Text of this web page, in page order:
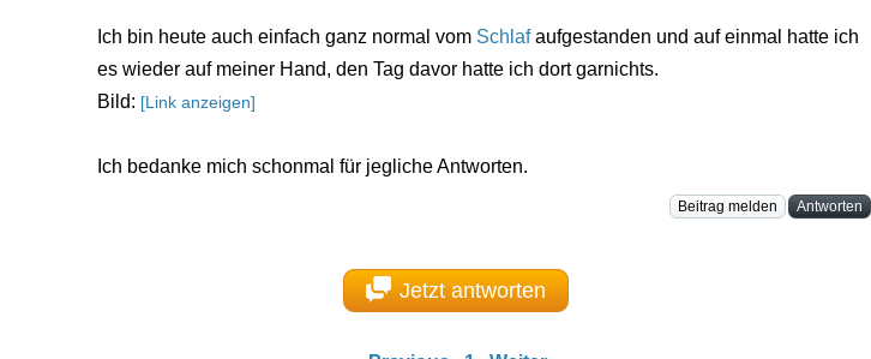
Ich bin heute auch einfach ganz normal vom Schlafaufgestanden und auf einmal hatte ich
es wieder auf meiner Hand, den Tag davor hatte ich dort garnichts.
Bild: [Link anzeigen]
Ich bedanke mich schonmal für jegliche Antworten.
Beitrag melden Antworten
Jetzt antworten